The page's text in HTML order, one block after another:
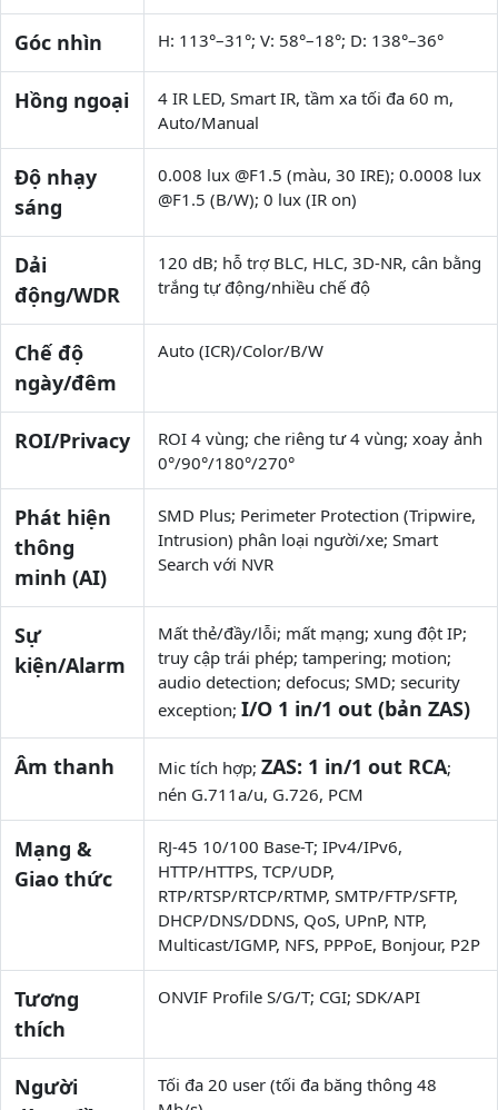
Góc nhìn H: 113°–31°; V: 58°–18°; D: 138°–36°
Hồng ngoại
4 IR LED, Smart IR, tầm xa tối đa 60 m,
Auto/Manual
Độ nhạy
sáng
0.008 lux @F1.5 (màu, 30 IRE); 0.0008 lux
@F1.5 (B/W); 0 lux (IR on)
Dải
động/WDR
120 dB; hỗ trợ BLC, HLC, 3D-NR, cân bằng
trắng tự động/nhiều chế độ
Chế độ
ngày/đêm
Auto (ICR)/Color/B/W
ROI/Privacy
ROI 4 vùng; che riêng tư 4 vùng; xoay ảnh
0°/90°/180°/270°
Phát hiện
thông
minh (AI)
SMD Plus; Perimeter Protection (Tripwire,
Intrusion) phân loại người/xe; Smart
Search với NVR
Sự
kiện/Alarm
Mất thẻ/đầy/lỗi; mất mạng; xung đột IP;
truy cập trái phép; tampering; motion;
audio detection; defocus; SMD; security
exception; I/O 1 in/1 out (bản ZAS)
Âm thanh Mic tích hợp; ZAS: 1 in/1 out RCA;
nén G.711a/u, G.726, PCM
Mạng &
Giao thức
RJ-45 10/100 Base-T; IPv4/IPv6,
HTTP/HTTPS, TCP/UDP,
RTP/RTSP/RTCP/RTMP, SMTP/FTP/SFTP,
DHCP/DNS/DDNS, QoS, UPnP, NTP,
Multicast/IGMP, NFS, PPPoE, Bonjour, P2P
Tương
thích
ONVIF Profile S/G/T; CGI; SDK/API
Người
Tối đa 20 user (tối đa băng thông 48